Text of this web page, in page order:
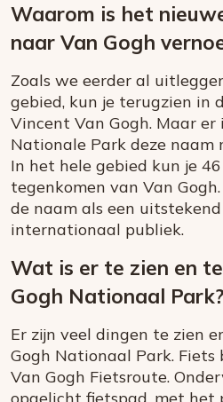
Waarom is het
naar Van Gogh
Zoals we eerder al
gebied, kun je terugzien in
Vincent Van Gogh. Maar
Nationale Park deze naam
In het hele gebied kun je
tegenkomen van Van
de naam als een
internationaal publiek.
Wat is er te zien en
Gogh Nationaal Park?
Er zijn veel dingen te zien
Gogh Nationaal Park. Fiets
Van Gogh Fietsroute.